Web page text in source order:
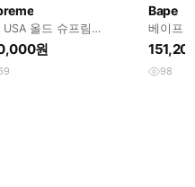
올드 슈프림
Evil Empire RATM
원
Bape
베이프
드 반팔
98